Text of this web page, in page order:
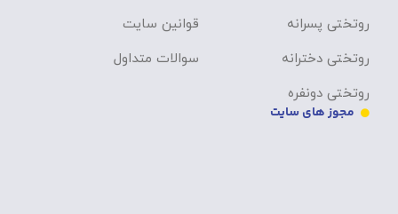
روتختی پسرانه
روتختی دخترانه
روتختی دونفره
قوانین سایت
سوالات متداول
مجوز های سایت